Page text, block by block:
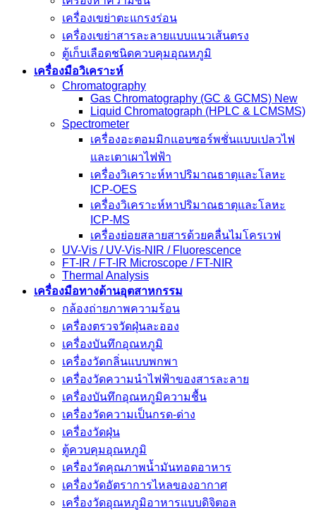
เครื่องเขย่าตะแกรงร่อน
เครื่องเขย่าสารละลายแบบแนวเส้นตรง
ตู้เก็บเลือดชนิดควบคุมอุณหภูมิ
เครื่องมือวิเคราะห์
Chromatography
Gas Chromatography (GC & GCMS) New
Liquid Chromatograph (HPLC & LCMSMS)
Spectrometer
เครื่องอะตอมมิกแอบซอร์พชั่นแบบเปลวไฟ
และเตาเผาไฟฟ้า
เครื่องวิเคราะห์หาปริมาณธาตุและโลหะ
ICP-OES
เครื่องวิเคราะห์หาปริมาณธาตุและโลหะ
ICP-MS
เครื่องย่อยสลายสารด้วยคลื่นไมโครเวฟ
UV-Vis / UV-Vis-NIR / Fluorescence
FT-IR / FT-IR Microscope / FT-NIR
Thermal Analysis
เครื่องมือทางด้านอุตสาหกรรม
กล้องถ่ายภาพความร้อน
เครื่องตรวจวัดฝุ่นละออง
เครื่องบันทึกอุณหภูมิ
เครื่องวัดกลิ่นแบบพกพา
เครื่องวัดความนําไฟฟ้าของสารละลาย
เครื่องบันทึกอุณหภูมิความชื้น
เครื่องวัดความเป็นกรด-ด่าง
เครื่องวัดฝุ่น
ตู้ควบคุมอุณหภูมิ
เครื่องวัดคุณภาพน้ำมันทอดอาหาร
เครื่องวัดอัตราการไหลของอากาศ
เครื่องวัดอุณหภูมิอาหารแบบดิจิตอล